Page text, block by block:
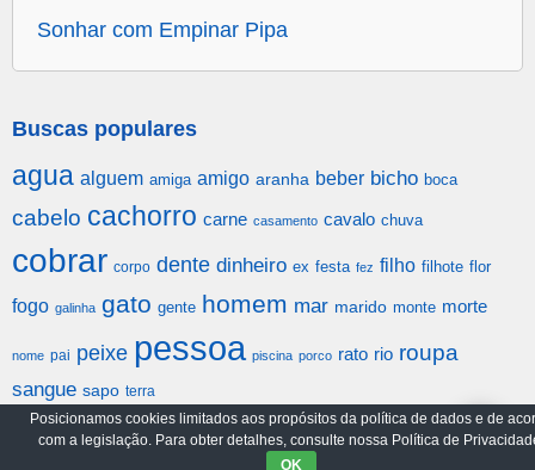
Sonhar com Empinar Pipa
Buscas populares
agua alguem amiga amigo aranha beber bicho boca
cabelo cachorro carne casamento cavalo chuva
cobrar corpo dente dinheiro ex festa fez filho filhote flor
fogo galinha gato gente homem mar marido monte morte
nome pai peixe pessoa piscina porco rato rio roupa
sangue sapo terra
Arquivo Política de Privacidade
Posicionamos cookies limitados aos propósitos da política de dados e de
com a legislação. Para obter detalhes, consulte nossa Política de
OK